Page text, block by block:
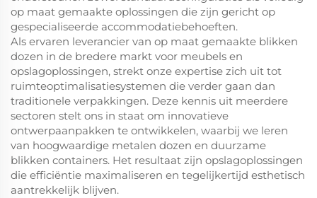
op maat gemaakte oplossingen die zijn gericht op
gespecialiseerde accommodatiebehoeften.
Als ervaren leverancier van op maat gemaakte blikken
dozen in de bredere markt voor meubels en
opslagoplossingen, strekt onze expertise zich uit tot
ruimteoptimalisatiesystemen die verder gaan dan
traditionele verpakkingen. Deze kennis uit meerdere
sectoren stelt ons in staat om innovatieve
ontwerpaanpakken te ontwikkelen, waarbij we leren
van hoogwaardige metalen dozen en duurzame
blikken containers. Het resultaat zijn opslagoplossingen
die efficiëntie maximaliseren en tegelijkertijd esthetisch
aantrekkelijk blijven.